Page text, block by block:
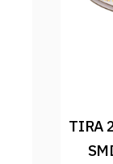
TIRA